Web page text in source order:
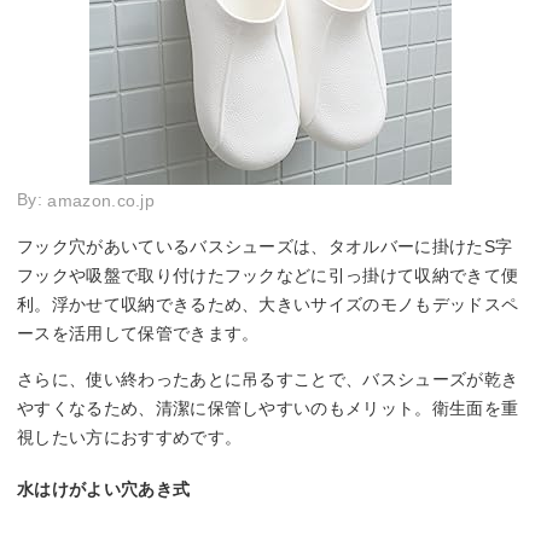
By:amazon.co.jp
フック穴があいているバスシューズは、タオルバーに掛けたS字
フックや吸盤で取り付けたフックなどに引っ掛けて収納できて便
利。浮かせて収納できるため、大きいサイズのモノもデッドスペ
ースを活用して保管できます。
さらに、使い終わったあとに吊るすことで、バスシューズが乾き
やすくなるため、清潔に保管しやすいのもメリット。衛生面を重
視したい方におすすめです。
水はけがよい穴あき式